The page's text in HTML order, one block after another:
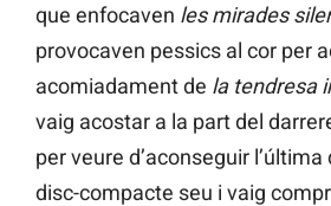
que enfocaven les mirades
provocaven pessics al cor per
acomiadament de la tendresa
vaig acostar a la part del
per veure d’aconseguir
disc-compacte seu i vaig